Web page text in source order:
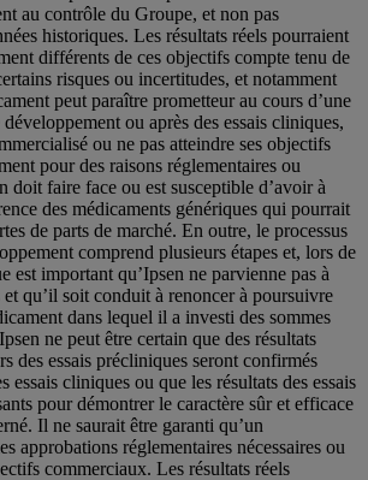
au contrôle du Groupe, et non pas
historiques. Les résultats réels pourraient
différents de ces objectifs compte tenu de
risques ou incertitudes, et notamment
peut paraître prometteur au cours d’une
ou après des essais cliniques,
ou ne pas atteindre ses objectifs
pour des raisons réglementaires ou
doit faire face ou est susceptible d’avoir à
des médicaments génériques qui pourrait
de parts de marché. En outre, le processus
comprend plusieurs étapes et, lors de
est important qu’Ipsen ne parvienne pas à
qu’il soit conduit à renoncer à poursuivre
dans lequel il a investi des sommes
ne peut être certain que des résultats
des essais précliniques seront confirmés
essais cliniques ou que les résultats des essais
pour démontrer le caractère sûr et efficace
Il ne saurait être garanti qu’un
approbations réglementaires nécessaires ou
commerciaux. Les résultats réels